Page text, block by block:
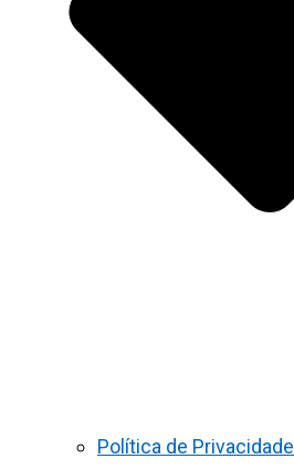
Política de Privacidade